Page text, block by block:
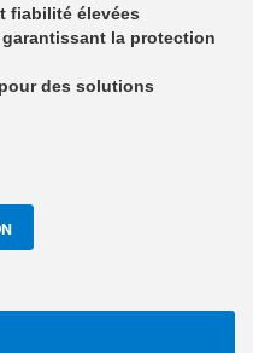
fiabilité élevées
la protection
des solutions